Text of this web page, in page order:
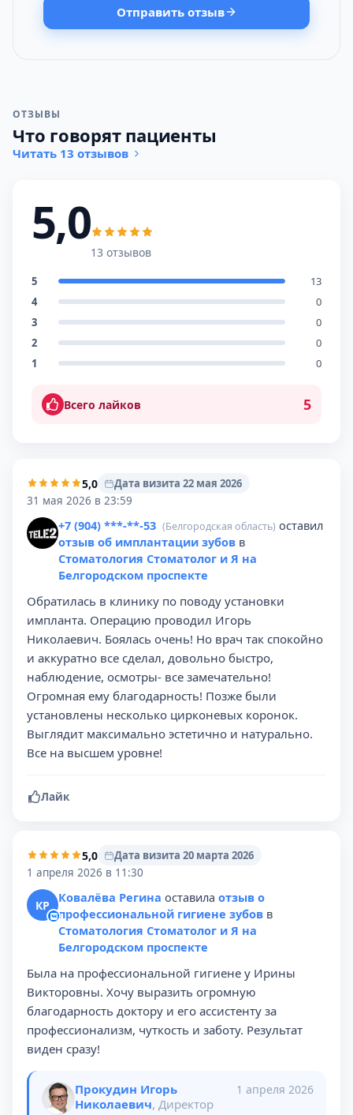
Отправить отзыв
ОТЗЫВЫ
Что говорят пациенты
Читать 13 отзывов
5,0
13 отзывов
5
13
4
0
3
0
2
0
1
0
Всего лайков 5
5,0
Дата визита 22 мая 2026
31 мая 2026 в 23:59
+7 (904) ***-**-53 (Белгородская область) оставил
отзыв об имплантации зубов в
Стоматология Стоматолог и Я на
Белгородском проспекте
Обратилась в клинику по поводу установки
импланта. Операцию проводил Игорь
Николаевич. Боялась очень! Но врач так спокойно
и аккуратно все сделал, довольно быстро,
наблюдение, осмотры- все замечательно!
Огромная ему благодарность! Позже были
установлены несколько цирконевых коронок.
Выглядит максимально эстетично и натурально.
Все на высшем уровне!
Лайк
5,0
Дата визита 20 марта 2026
1 апреля 2026 в 11:30
КР Ковалёва Регина оставила отзыв о
профессиональной гигиене зубов в
Стоматология Стоматолог и Я на
Белгородском проспекте
Была на профессиональной гигиене у Ирины
Викторовны. Хочу выразить огромную
благодарность доктору и его ассистенту за
профессионализм, чуткость и заботу. Результат
виден сразу!
Прокудин Игорь
Николаевич, Директор
1 апреля 2026